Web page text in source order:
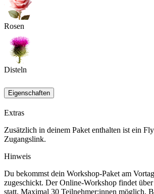
Rosen
Disteln
Eigenschaften
Extras
Zusätzlich in deinem Paket enthalten ist ein
Zugangslink.
Hinweis
Du bekommst dein Workshop-Paket am
zugeschickt. Der Online-Workshop findet
statt. Maximal 30 Teilnehmer:innen möglich.